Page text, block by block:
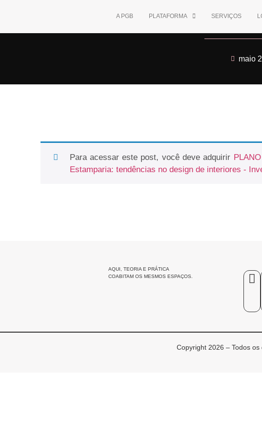
A PGB PLATAFORMA SERVIÇOS
maio
Para acessar este post, você deve adquirir
Estamparia: tendências no design de interiores -
AQUI, TEORIA E PRÁTICA
COABITAM OS MESMOS ESPAÇOS.
Copyright 2026 – Todos